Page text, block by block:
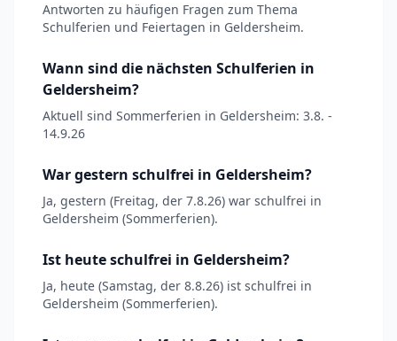
Antworten zu häufigen Fragen zum Thema
Schulferien und Feiertagen in Geldersheim.
Wann sind die nächsten Schulferien in
Geldersheim?
Aktuell sind Sommerferien in Geldersheim: 3.8. -
14.9.26
War gestern schulfrei in Geldersheim?
Ja, gestern (Freitag, der 7.8.26) war schulfrei in
Geldersheim (Sommerferien).
Ist heute schulfrei in Geldersheim?
Ja, heute (Samstag, der 8.8.26) ist schulfrei in
Geldersheim (Sommerferien).